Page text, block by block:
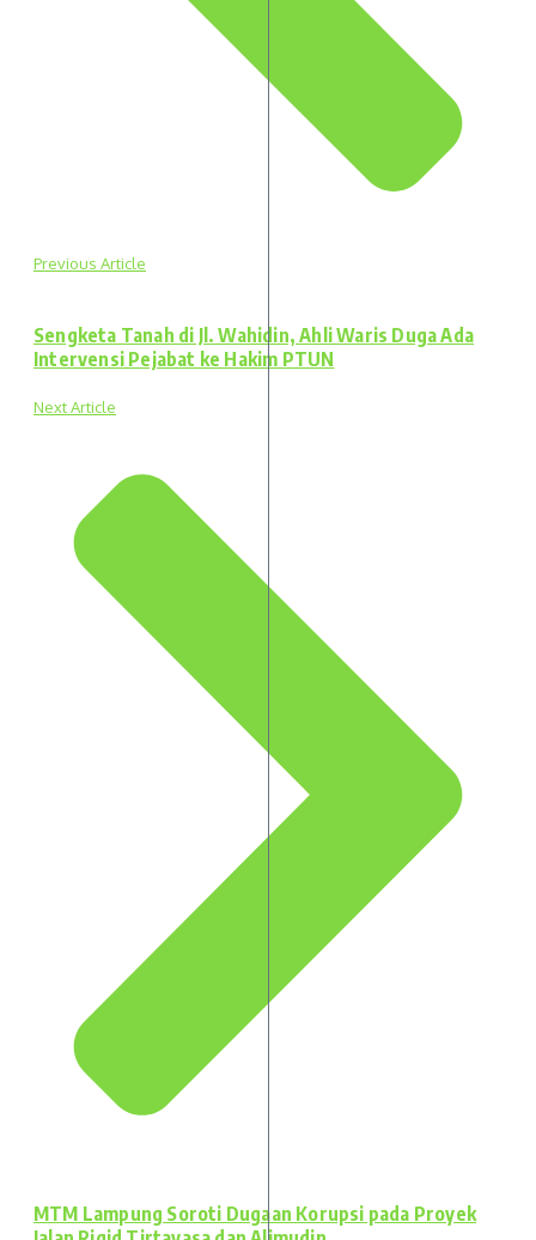
Previous Article
Sengketa Tanah di Jl. Wahidin, Ahli Waris Duga Ada
Intervensi Pejabat ke Hakim PTUN
Next Article
MTM Lampung Soroti Dugaan Korupsi pada Proyek